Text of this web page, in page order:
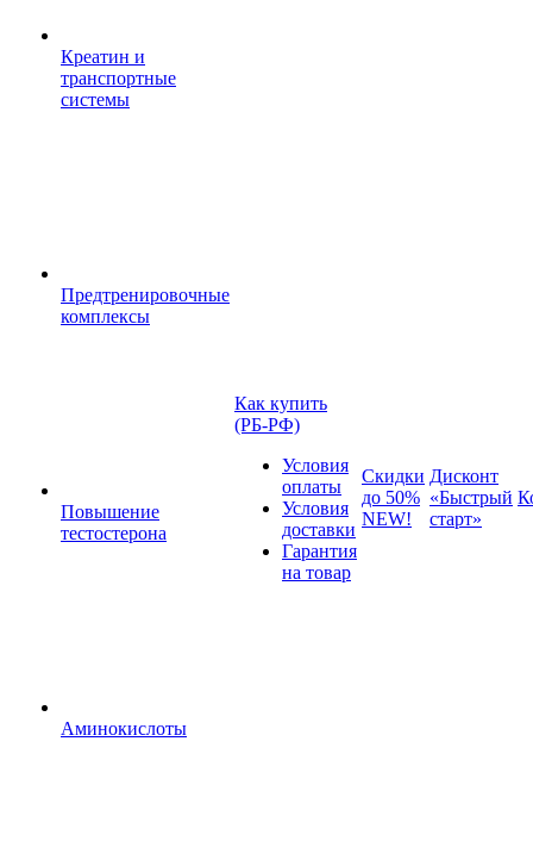
Креатин и
транспортные
системы
Предтренировочные
комплексы
Повышение
тестостерона
Аминокислоты
Как купить
(РБ-РФ)
Условия
оплаты
Условия
доставки
Гарантия
на товар
Скидки
до 50%
NEW!
Дисконт
«Быстрый
старт»